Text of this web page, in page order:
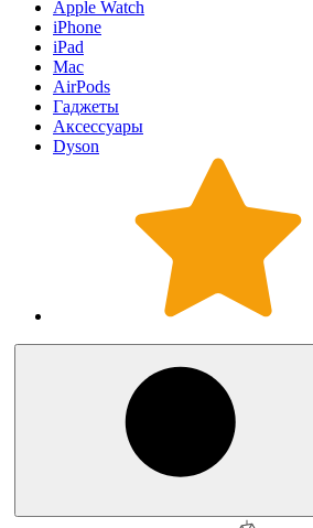
Apple Watch
iPhone
iPad
Mac
AirPods
Гаджеты
Аксессуары
Dyson